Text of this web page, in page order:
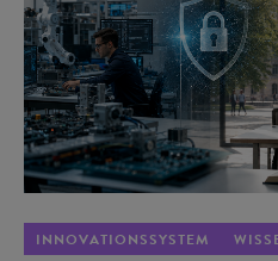
INNOVATIONSSYSTEM